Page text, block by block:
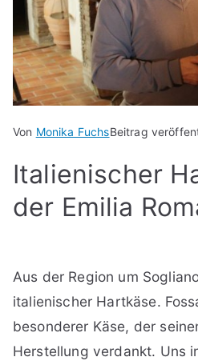
Von Monika FuchsBeitrag
Italienischer
der Emilia
Aus der Region um
italienischer Hartkäse.
besonderer Käse, der
Herstellung verdankt. Uns